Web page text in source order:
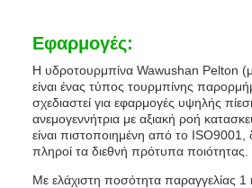
Εφαρμογές:
Η υδροτουρμπίνα Wawushan Pelton
είναι ένας τύπος τουρμπίνης
σχεδιαστεί για εφαρμογές υψηλής
ανεμογεννήτρια με αξιακή ροή
είναι πιστοποιημένη από το ISO9001,
πληροί τα διεθνή πρότυπα ποιότητας.
Με ελάχιστη ποσότητα παραγγελίας 1